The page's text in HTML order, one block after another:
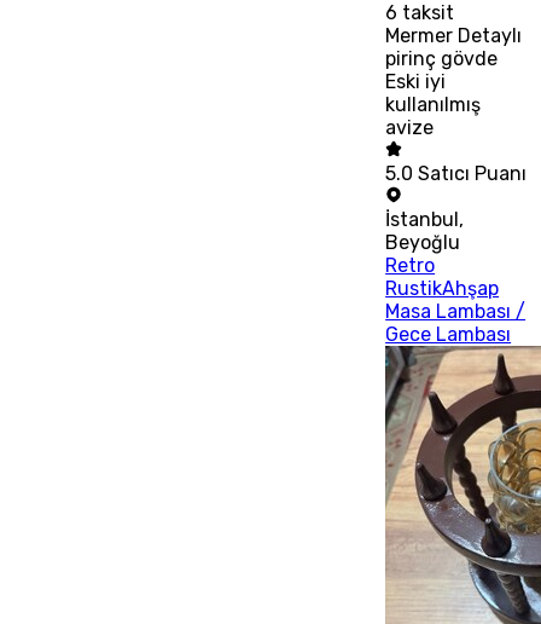
6 taksit
Mermer Detaylı
pirinç gövde
Eski iyi
kullanılmış
avize
5.0 Satıcı Puanı
İstanbul ,
Beyoğlu
Retro
RustikAhşap
Masa Lambası /
Gece Lambası